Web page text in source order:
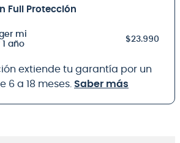
Full Protección
mi
año
$23.990
extiende tu garantía por un
6 a 18 meses. Saber más